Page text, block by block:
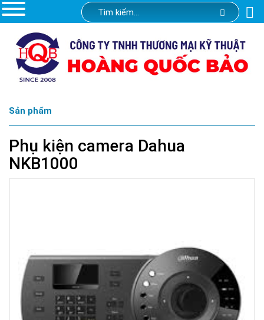
Sản phẩm
Phụ kiện camera Dahua
NKB1000